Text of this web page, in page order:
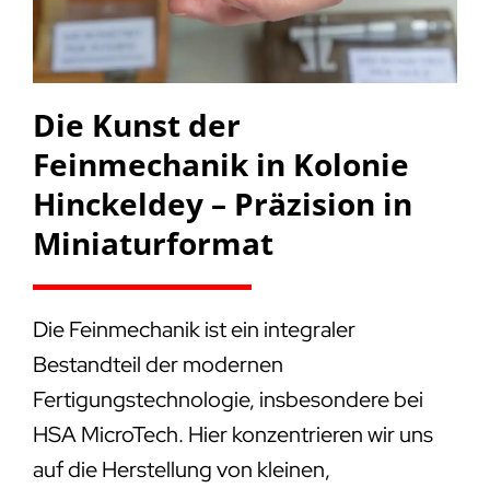
Die Kunst der
Feinmechanik in Kolonie
Hinckeldey – Präzision in
Miniaturformat
Die Feinmechanik ist ein integraler
Bestandteil der modernen
Fertigungstechnologie, insbesondere bei
HSA MicroTech. Hier konzentrieren wir uns
auf die Herstellung von kleinen,